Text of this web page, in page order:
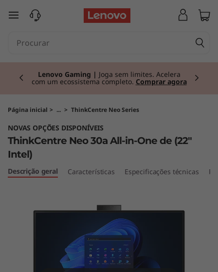
T
C
e
n
saltar para o conteúdo principal
Lenovo Gaming | Joga sem limites. Acelera
com um ecossistema completo. Comprar agora
Página inicial > ... > ThinkCentre Neo Series
NOVAS OPÇÕES DISPONÍVEIS
ThinkCentre Neo 30a All-in-One de (22"
Intel)
Descrição geral Características Especificações técnicas